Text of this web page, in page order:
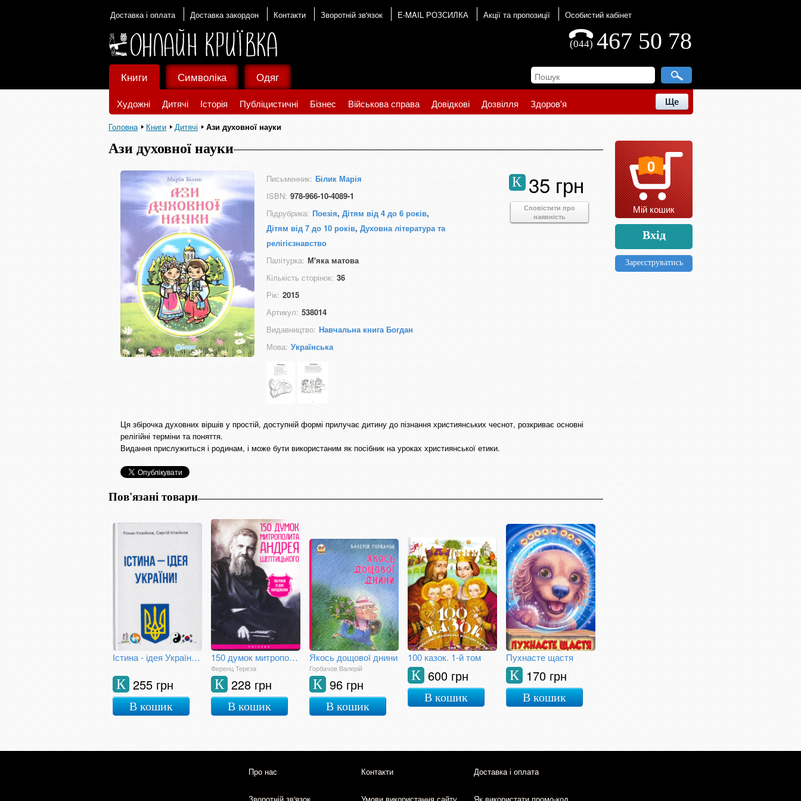
Доставка і оплата Доставка закордон Контакти Зворотній зв'язок E-MAIL РОЗСИЛКА Акції та пропозиції Особистий кабінет
467 50 78
(044)
Книги
Художні Дитячі Історія Публіцистичні Бізнес Військова справа Довідкові Дозвілля Здоров'я Ще
Символіка Одяг
Головна Книги Дитячі Ази духовної науки
Ази духовної науки
Письменник: Білик Марія
ISBN: 978-966-10-4089-1
Підрубрика: Поезія, Дітям від 4 до 6 років,
Дітям від 7 до 10 років, Духовна література та
релігієзнавство
Палітурка: М'яка матова
Кількість сторінок: 36
Рік: 2015
Артикул: 538014
Видавництво: Навчальна книга Богдан
Мова: Українська
35 грн
К
Сповістити про
наявність
Ця збірочка духовних віршів у простій, доступній формі прилучає дитину до пізнання християнських чеснот, розкриває основні
релігійні терміни та поняття.
Видання прислужиться і родинам, і може бути використаним як посібник на уроках християнської етики.
Пов'язані товари
Істина - ідея України! Книга 26
255 грн
К
В кошик
150 думок митрополита Андрея Шептицького
Ференц Тереза
228 грн
К
В кошик
Якось дощової днини
Горбачов Валерій
96 грн
К
В кошик
100 казок. 1-й том
600 грн
К
В кошик
Пухнасте щастя
170 грн
К
В кошик
0
Мій кошик
Вхід
Зареєструватись
Про нас Контакти Доставка і оплата